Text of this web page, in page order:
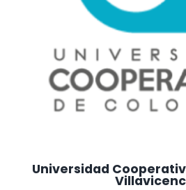
Universidad